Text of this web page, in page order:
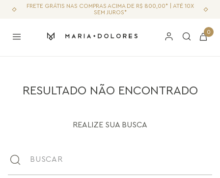
FRETE GRÁTIS NAS COMPRAS ACIMA DE R$ 800,00* | ATÉ 10X
SEM JUROS*
0
RESULTADO NÃO ENCONTRADO
REALIZE SUA BUSCA
Buscar